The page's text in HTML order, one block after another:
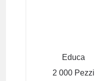
Educa
2 000 Pezzi